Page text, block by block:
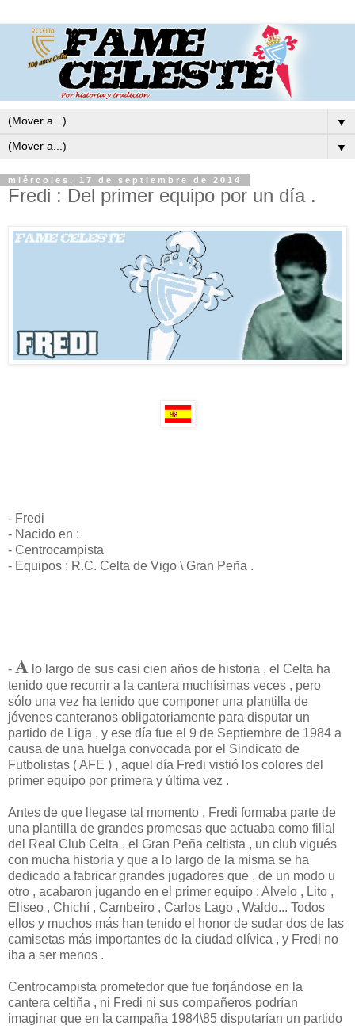
▼
▼
miércoles, 17 de septiembre de 2014
Fredi : Del primer equipo por un día .
- Fredi
- Nacido en :
- Centrocampista
- Equipos : R.C. Celta de Vigo \ Gran Peña .
- A lo largo de sus casi cien años de historia , el Celta ha
tenido que recurrir a la cantera muchísimas veces , pero
sólo una vez ha tenido que componer una plantilla de
jóvenes canteranos obligatoriamente para disputar un
partido de Liga , y ese día fue el 9 de Septiembre de 1984 a
causa de una huelga convocada por el Sindicato de
Futbolistas ( AFE ) , aquel día Fredi vistió los colores del
primer equipo por primera y última vez .
Antes de que llegase tal momento , Fredi formaba parte de
una plantilla de grandes promesas que actuaba como filial
del Real Club Celta , el Gran Peña celtista , un club vigués
con mucha historia y que a lo largo de la misma se ha
dedicado a fabricar grandes jugadores que , de un modo u
otro , acabaron jugando en el primer equipo : Alvelo , Lito ,
Eliseo , Chichí , Cambeiro , Carlos Lago , Waldo... Todos
ellos y muchos más han tenido el honor de sudar dos de las
camisetas más importantes de la ciudad olívica , y Fredi no
iba a ser menos .
Centrocampista prometedor que fue forjándose en la
cantera celtiña , ni Fredi ni sus compañeros podrían
imaginar que en la campaña 1984\85 disputarían un partido